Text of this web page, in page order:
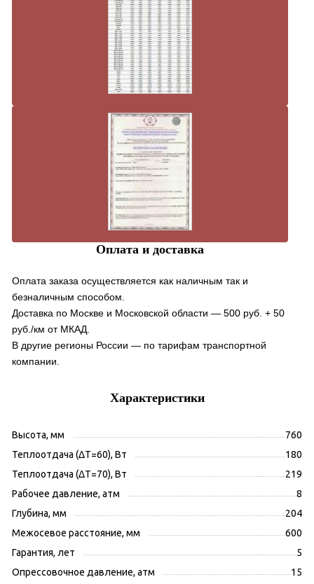
Оплата и доставка
Оплата заказа осуществляется как наличным так и
безналичным способом.
Доставка по Москве и Московской области — 500 руб. + 50
руб./км от МКАД.
В другие регионы России — по тарифам транспортной
компании.
Характеристики
Высота, мм
760
Теплоотдача (ΔT=60), Вт
180
Теплоотдача (ΔT=70), Вт
219
Рабочее давление, атм
8
Глубина, мм
204
Межосевое расстояние, мм
600
Гарантия, лет
5
Опрессовочное давление, атм
15